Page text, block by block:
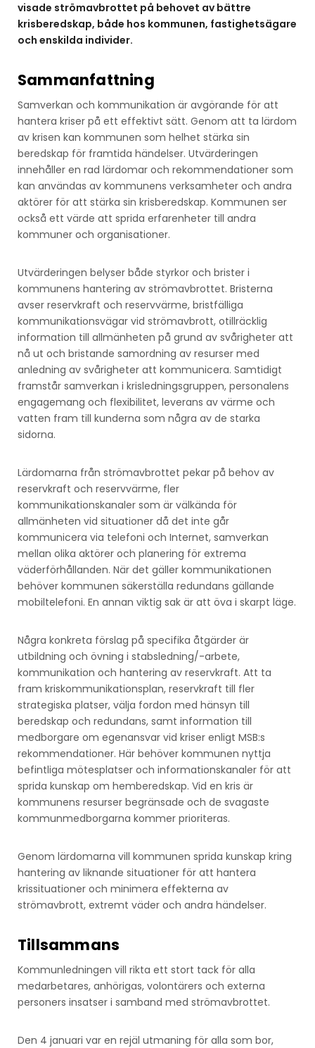
visade strömavbrottet på behovet av bättre
krisberedskap, både hos kommunen, fastighetsägare
och enskilda individer.
Sammanfattning
Samverkan och kommunikation är avgörande för att
hantera kriser på ett effektivt sätt. Genom att ta lärdom
av krisen kan kommunen som helhet stärka sin
beredskap för framtida händelser. Utvärderingen
innehåller en rad lärdomar och rekommendationer som
kan användas av kommunens verksamheter och andra
aktörer för att stärka sin krisberedskap. Kommunen ser
också ett värde att sprida erfarenheter till andra
kommuner och organisationer.
Utvärderingen belyser både styrkor och brister i
kommunens hantering av strömavbrottet. Bristerna
avser reservkraft och reservvärme, bristfälliga
kommunikationsvägar vid strömavbrott, otillräcklig
information till allmänheten på grund av svårigheter att
nå ut och bristande samordning av resurser med
anledning av svårigheter att kommunicera. Samtidigt
framstår samverkan i krisledningsgruppen, personalens
engagemang och flexibilitet, leverans av värme och
vatten fram till kunderna som några av de starka
sidorna.
Lärdomarna från strömavbrottet pekar på behov av
reservkraft och reservvärme, fler
kommunikationskanaler som är välkända för
allmänheten vid situationer då det inte går
kommunicera via telefoni och Internet, samverkan
mellan olika aktörer och planering för extrema
väderförhållanden. När det gäller kommunikationen
behöver kommunen säkerställa redundans gällande
mobiltelefoni. En annan viktig sak är att öva i skarpt läge.
Några konkreta förslag på specifika åtgärder är
utbildning och övning i stabsledning/-arbete,
kommunikation och hantering av reservkraft. Att ta
fram kriskommunikationsplan, reservkraft till fler
strategiska platser, välja fordon med hänsyn till
beredskap och redundans, samt information till
medborgare om egenansvar vid kriser enligt MSB:s
rekommendationer. Här behöver kommunen nyttja
befintliga mötesplatser och informationskanaler för att
sprida kunskap om hemberedskap. Vid en kris är
kommunens resurser begränsade och de svagaste
kommunmedborgarna kommer prioriteras.
Genom lärdomarna vill kommunen sprida kunskap kring
hantering av liknande situationer för att hantera
krissituationer och minimera effekterna av
strömavbrott, extremt väder och andra händelser.
Tillsammans
Kommunledningen vill rikta ett stort tack för alla
medarbetares, anhörigas, volontärers och externa
personers insatser i samband med strömavbrottet.
Den 4 januari var en rejäl utmaning för alla som bor,